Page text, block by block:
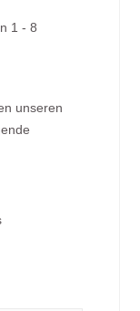
1 - 8
unseren